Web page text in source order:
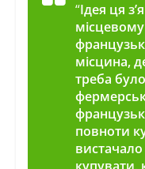
“Ідея ця
місцина,
треба
повноти